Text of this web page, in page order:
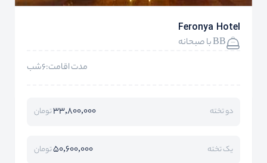
Feronya Hotel
BB با صبحانه
مدت اقامت:6شب
دو تخته 33,800,000تومان
یک تخته 50,600,000تومان